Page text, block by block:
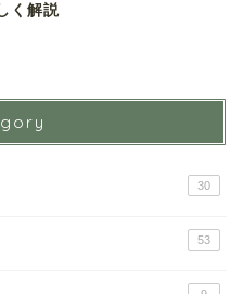
く解説
30
53